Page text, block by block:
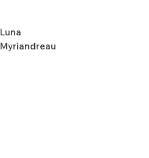
Luna
Myriandreau